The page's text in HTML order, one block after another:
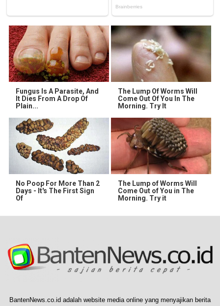
Fungus Is A Parasite, And
It Dies From A Drop Of
Plain...
The Lump Of Worms Will
Come Out Of You In The
Morning. Try It
No Poop For More Than 2
Days - It's The First Sign
Of
The Lump of Worms Will
Come Out of You in The
Morning. Try it
BantenNews.co.id adalah website media online yang menyajikan berita